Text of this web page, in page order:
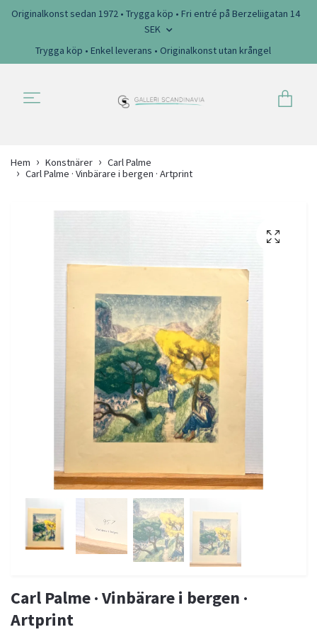
Originalkonst sedan 1972 • Trygga köp • Fri entré på Berzeliigatan 14
SEK
Trygga köp • Enkel leverans • Originalkonst utan krångel
Hem Konstnärer
Carl Palme
Carl Palme · Vinbärare i bergen · Artprint
Carl Palme · Vinbärare i bergen ·
Artprint